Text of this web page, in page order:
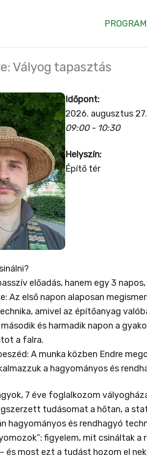
Vályog tapasztás
Időpont:
2026. augusztus
09:00 - 10:30
Helyszín:
Építő tér
előadás, hanem egy 3
Az első napon alaposan
amivel az építőanyag
és harmadik napon a
a falra.
A munka közben Endre
a hagyományos és
7 éve foglalkozom
tudásomat a hőtan, a
hagyományos és rendhagyó
figyelem, mit csináltak
és most ezt a tudást hozom el